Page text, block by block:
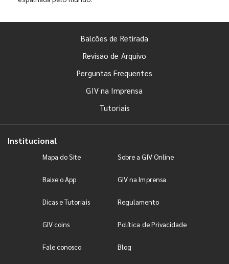
Balcões de Retirada
Revisão de Arquivo
Perguntas Frequentes
GIV na Imprensa
Tutoriais
Institucional
Mapa do Site Sobre a GIV Online
Baixe o App GIV na Imprensa
Dicas e Tutoriais Regulamento
GIV coins Política de Privacidade
Fale conosco Blog